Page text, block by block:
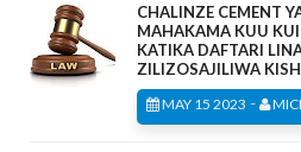
CHALINZE CEMENT
MAHAKAMA KUU
KATIKA DAFTARI
ZILIZOSAJILIWA
MAY 15 2023 -